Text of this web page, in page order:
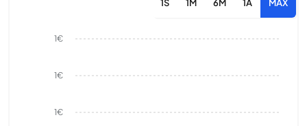
1S 1M 6M 1A MAX
1€
1€
1€